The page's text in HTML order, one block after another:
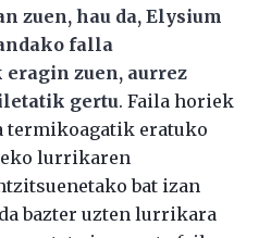
zuen, hau da, Elysium
falla
zuen, aurrez
gertu. Faila horiek
termikoagatik eratuko
lurrikaren
bat izan
bazter uzten lurrikara